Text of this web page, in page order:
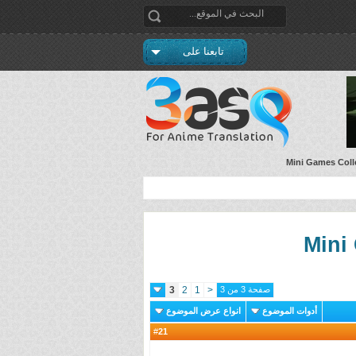
تابعنا على
صفحة 3 من 3 <
1
2
3
أدوات الموضوع انواع عرض الموضوع
21